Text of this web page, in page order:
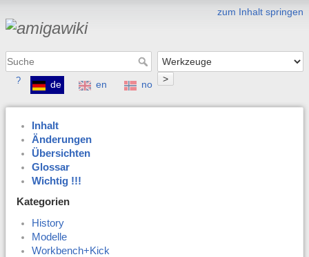
zum Inhalt springen
>
? de en no
Inhalt
Änderungen
Übersichten
Glossar
Wichtig !!!
Kategorien
History
Modelle
Workbench+Kick